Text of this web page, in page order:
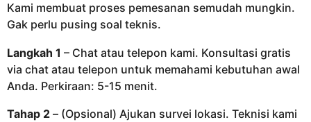
Kami membuat proses pemesanan semudah mungkin.
Gak perlu pusing soal teknis.
Langkah 1 – Chat atau telepon kami. Konsultasi gratis
via chat atau telepon untuk memahami kebutuhan awal
Anda. Perkiraan: 5-15 menit.
Tahap 2 – (Opsional) Ajukan survei lokasi. Teknisi kami